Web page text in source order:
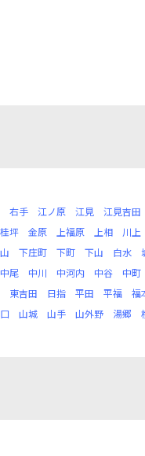
右手 江ノ原 江見 江見吉田
桂坪 金原 上福原 上相 川上
下庄町 下町 下山 白水
中尾 中川 中河内 中谷 中町
東吉田 日指 平田 平福 福
山城 山手 山外野 湯郷